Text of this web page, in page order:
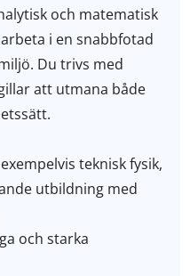
och matematisk
i en snabbfotad
Du trivs med
att utmana både
teknisk fysik,
utbildning med
och starka